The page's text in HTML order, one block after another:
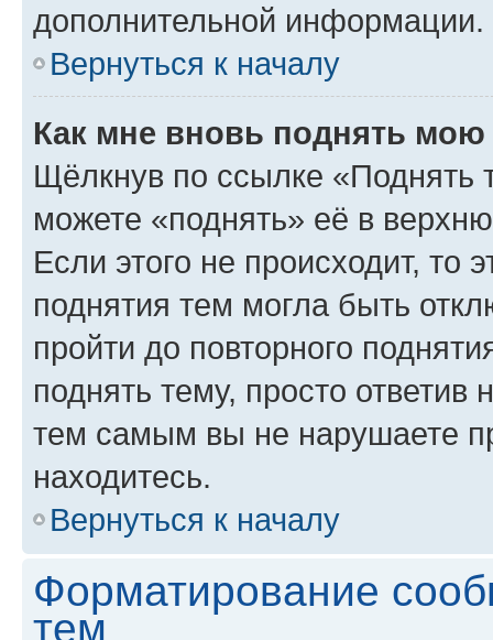
дополнительной информации.
Вернуться к началу
Как мне вновь поднять мою
Щёлкнув по ссылке «Поднять
можете «поднять» её в
Если этого не происходит, то
поднятия тем могла быть
пройти до повторного
поднять тему, просто ответив
тем самым вы не нарушаете
находитесь.
Вернуться к началу
Форматирование
тем